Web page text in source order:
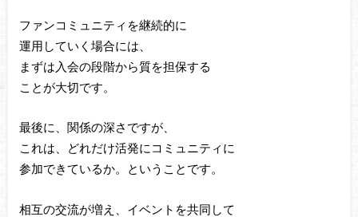
ファンコミュニティを継続的に
運用していく場合には、
まずは入会の段階から質を担保する
ことが大切です。
最後に、関係の深さですが、
これは、どれだけ活発にコミュニティに
参加できているか。ということです。
相互の交流が増え、イベントを共同して